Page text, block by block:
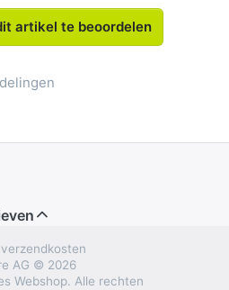
artikel te beoordelen
AG © 2026
Webshop. Alle rechten